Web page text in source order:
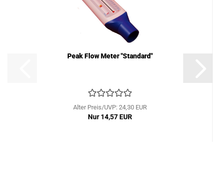
Peak Flow Meter "Standard"
Alter Preis/UVP: 24,30 EUR
Nur 14,57 EUR